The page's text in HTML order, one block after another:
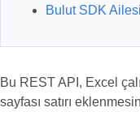
Bulut SDK Ailesi
Bu REST API, Excel
sayfası satırı